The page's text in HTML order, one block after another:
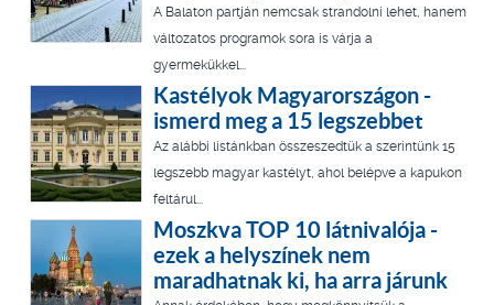
A Balaton partján nemcsak strandolni lehet, hanem
változatos programok sora is várja a
gyermekükkel...
Kastélyok Magyarországon -
ismerd meg a 15 legszebbet
Az alábbi listánkban összeszedtük a szerintünk 15
legszebb magyar kastélyt, ahol belépve a kapukon
feltárul...
Moszkva TOP 10 látnivalója -
ezek a helyszínek nem
maradhatnak ki, ha arra járunk